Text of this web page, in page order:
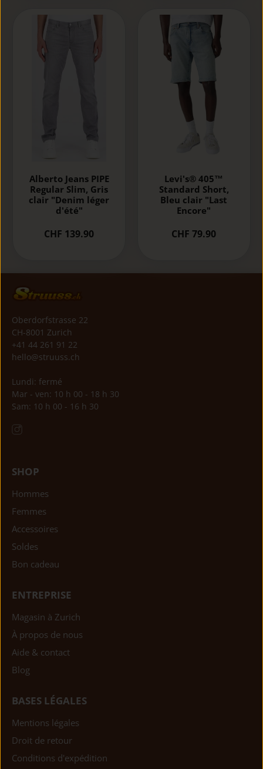
Alberto Jeans PIPE
Regular Slim, Gris
clair "Denim léger
d'été"
CHF 139.90
Levi's® 405™
Standard Short,
Bleu clair "Last
Encore"
CHF 79.90
Oberdorfstrasse 22
CH-8001 Zurich
+41 44 261 91 22
hello@struuss.ch
Lundi: fermé
Mar - ven: 10 h 00 - 18 h 30
Sam: 10 h 00 - 16 h 30
SHOP
Hommes
Femmes
Accessoires
Soldes
Bon cadeau
ENTREPRISE
Magasin à Zurich
À propos de nous
Aide & contact
Blog
BASES LÉGALES
Mentions légales
Droit de retour
Conditions d'expédition